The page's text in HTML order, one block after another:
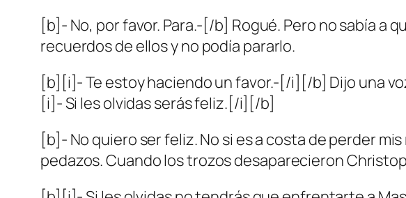
[b]- No, por favor. Para.-[/b] Rogué. Pero no sabía a
recuerdos de ellos y no podía pararlo.
[b][i]- Te estoy haciendo un favor.-[/i][/b] Dijo una
[i]- Si les olvidas serás feliz.[/i][/b]
[b]- No quiero ser feliz. No si es a costa de perder
pedazos. Cuando los trozos desaparecieron